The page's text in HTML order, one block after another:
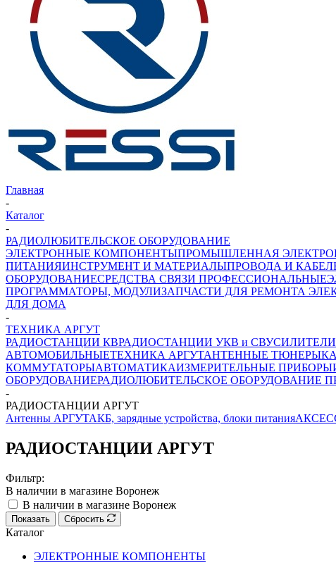
Главная
-
Каталог
-
РАДИОЛЮБИТЕЛЬСКОЕ ОБОРУДОВАНИЕ
ЭЛЕКТРОННЫЕ КОМПОНЕНТЫПРОМЫШЛЕННАЯ
ПИТАНИЯИНСТРУМЕНТ И МАТЕРИАЛЫПРОВОДА И
ОБОРУДОВАНИЕСРЕДСТВА СВЯЗИ ПРОФЕССИОНАЛЬНЫЕ
ПРОГРАММАТОРЫ, МОДУЛИЗАПЧАСТИ ДЛЯ РЕМОНТА
ДЛЯ ДОМА
-
ТЕХНИКА АРГУТ
РАДИОСТАНЦИИ КВРАДИОСТАНЦИИ УКВ и СВ
АВТОМОБИЛЬНЫЕТЕХНИКА АРГУТАНТЕННЫЕ ТЮНЕРЫ
КОММУТАТОРЫАВТОМАТИКАИЗМЕРИТЕЛЬНЫЕ ПРИБОРЫ
ОБОРУДОВАНИЕРАДИОЛЮБИТЕЛЬСКОЕ ОБОРУДОВАНИЕ
-
РАДИОСТАНЦИИ АРГУТ
Антенны АРГУТАКБ, зарядные устройства, блоки питания
РАДИОСТАНЦИИ АРГУТ
Фильтр:
В наличии в магазине Воронеж
В наличии в магазине Воронеж
Показать Сбросить
Каталог
ЭЛЕКТРОННЫЕ КОМПОНЕНТЫ